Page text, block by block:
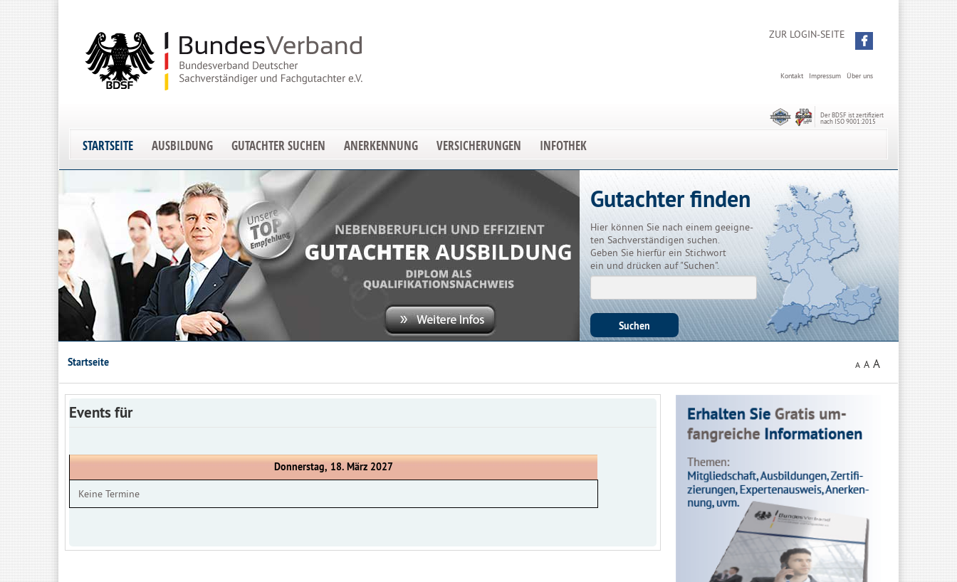
ZUR LOGIN-SEITE
Über uns
Impressum
Kontakt
Der BDSF ist zertifiziert
nach ISO 9001:2015
STARTSEITE AUSBILDUNG GUTACHTER SUCHEN ANERKENNUNG VERSICHERUNGEN INFOTHEK
Gutachter finden
Hier können Sie nach einem geeigne-
ten Sachverständigen suchen.
Geben Sie hierfür ein Stichwort
ein und drücken auf "Suchen".
Startseite A A A
Events für
Donnerstag, 18. März 2027
Keine Termine